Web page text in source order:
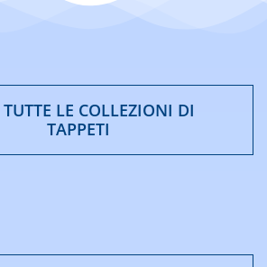
LE COLLEZIONI DI
TAPPETI